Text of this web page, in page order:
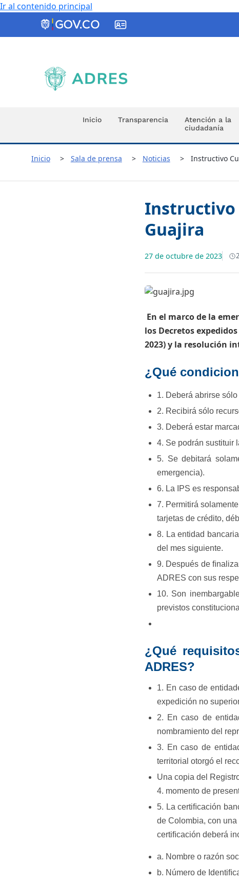
Ir al contenido principal
ADRES
Inicio Transparencia
Atención a la
ciudadanía
Inicio Sala de prensa Noticias Instructivo
Instructivo
Guajira
27 de octubre de 2023 2
En el marco de la
los Decretos
2023) y la resolución
¿Qué
1. Deberá abrirse
2. Recibirá sólo
3. Deberá estar
4. Se podrán sustituir
5. Se debitará
emergencia).
6. La IPS es
7. Permitirá
tarjetas de crédito,
8. La entidad
del mes siguiente.
9. Después de
ADRES con sus
10. Son
previstos
¿Qué
ADRES?
1. En caso de
expedición no
2. En caso de
nombramiento del
3. En caso de
territorial otorgó el
Una copia del
4. momento de
5. La certiﬁcación
de Colombia, con
certiﬁcación deberá
​a. Nombre o razón
b. Número de